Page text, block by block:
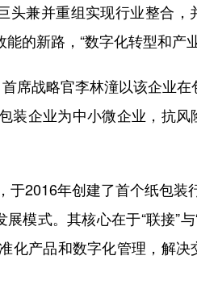
兼并重组实现行业整合，
的新路，“数字化转型和产
战略官李林潼以该企业在
装企业为中小微企业，抗
2016年创建了首个纸包装
模式。其核心在于“联接”
化产品和数字化管理，解